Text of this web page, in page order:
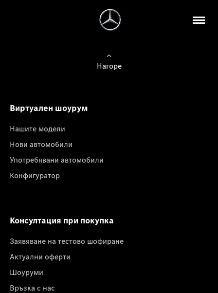
Нагоре
Виртуален шоурум
Нашите модели
Нови автомобили
Употребявани автомобили
Конфигуратор
Консултация при покупка
Заявяване на тестово шофиране
Актуални оферти
Шоуруми
Връзка с нас